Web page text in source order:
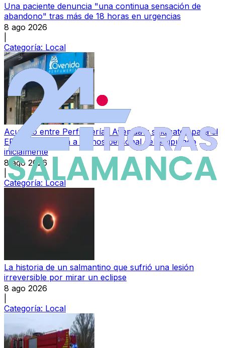
Una paciente denuncia "una continua sensación de
abandono" tras más de 18 horas en urgencias
8 ago 2026
Categoría: Local
Acuerdo entre Perfumerías Avenida y sindicatos para el
ERE que afectará a menos personal del estipulado
inicialmente
8 ago 2026
Categoría:Local
La historia de un salmantino que sufrió una lesión
irreversible por mirar un eclipse
8 ago 2026
Categoría: Local